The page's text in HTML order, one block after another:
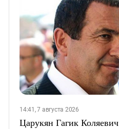
14:41, 7 августа 2026
Царукян Гагик Коляевич